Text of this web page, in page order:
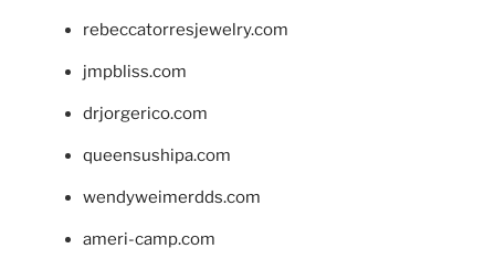
rebeccatorresjewelry.com
jmpbliss.com
drjorgerico.com
queensushipa.com
wendyweimerdds.com
ameri-camp.com